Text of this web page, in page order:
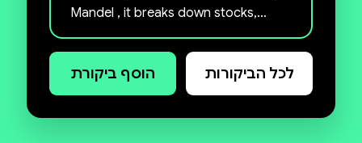
Mandel , it breaks down stocks,
Bonds, ETFs, and more, without
jargon or intimidation.
Learn how to build a balancedלכל הביקורות הוסף ביקורת